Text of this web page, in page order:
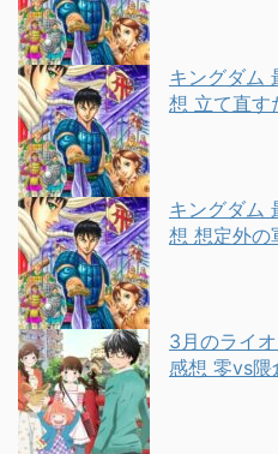
キングダム
想 立て直す
キングダム
想 想定外の
3月のライ
感想 零vs隈